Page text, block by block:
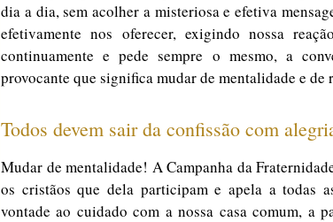
dia a dia, sem acolher a misteriosa e efetiva
efetivamente nos oferecer, exigindo nossa
continuamente e pede sempre o mesmo, a
provocante que significa mudar de mentalidade e de
Todos devem sair da confissão com
Mudar de mentalidade! A Campanha da
os cristãos que dela participam e apela a todas
vontade ao cuidado com a nossa casa comum, a